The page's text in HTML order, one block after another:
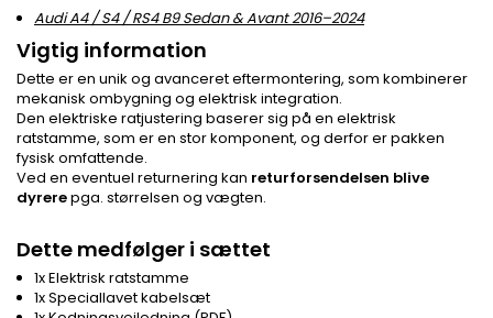
Audi A4 / S4 / RS4 B9 Sedan & Avant 2016–2024
Vigtig information
Dette er en unik og avanceret eftermontering, som kombinerer
mekanisk ombygning og elektrisk integration.
Den elektriske ratjustering baserer sig på en elektrisk
ratstamme, som er en stor komponent, og derfor er pakken
fysisk omfattende.
Ved en eventuel returnering kan returforsendelsen blive
dyrerepga. størrelsen og vægten.
Dette medfølger i sættet
1x Elektrisk ratstamme
1x Speciallavet kabelsæt